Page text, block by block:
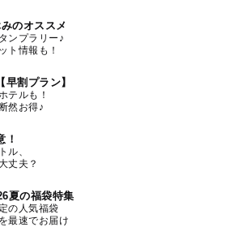
のオススメ
ンプラリー♪
ト情報も！
割プラン】
テルも！
然お得♪
！
ル、
丈夫？
夏の福袋特集
の人気福袋
最速でお届け